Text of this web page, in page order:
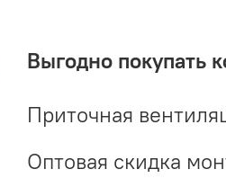
Выгодно покупать
Приточная
Оптовая скидка